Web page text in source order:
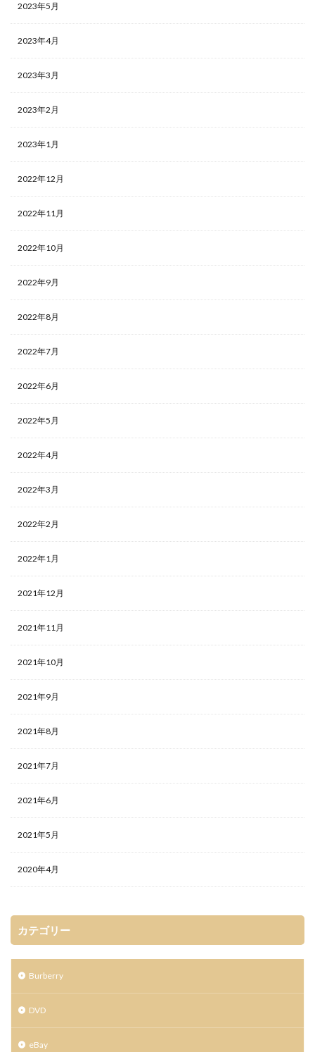
2023年5月
2023年4月
2023年3月
2023年2月
2023年1月
2022年12月
2022年11月
2022年10月
2022年9月
2022年8月
2022年7月
2022年6月
2022年5月
2022年4月
2022年3月
2022年2月
2022年1月
2021年12月
2021年11月
2021年10月
2021年9月
2021年8月
2021年7月
2021年6月
2021年5月
2020年4月
カテゴリー
Burberry
DVD
eBay